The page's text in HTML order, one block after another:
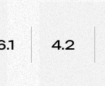
4.2